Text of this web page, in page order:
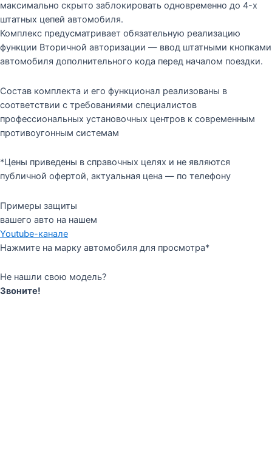
максимально скрыто заблокировать одновременно до 4-х
штатных цепей автомобиля.
Комплекс предусматривает обязательную реализацию
функции Вторичной авторизации — ввод штатными кнопками
автомобиля дополнительного кода перед началом поездки.
Состав комплекта и его функционал реализованы в
соответствии с требованиями специалистов
профессиональных установочных центров к современным
противоугонным системам
*Цены приведены в справочных целях и не являются
публичной офертой, актуальная цена — по телефону
Примеры защиты
вашего авто на нашем
Youtube-канале
Нажмите на марку автомобиля для просмотра*
Не нашли свою модель?
Звоните!